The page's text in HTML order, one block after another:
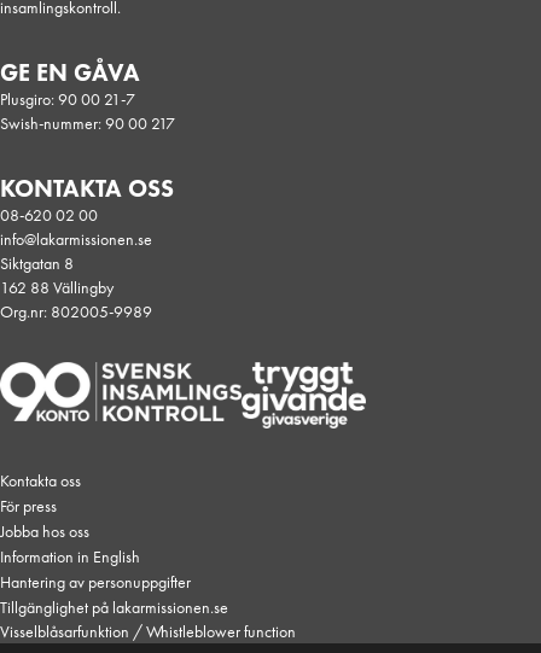
insamlingskontroll.
GE EN GÅVA
Plusgiro: 90 00 21-7
Swish-nummer: 90 00 217
KONTAKTA OSS
08-620 02 00
info@lakarmissionen.se
Siktgatan 8
162 88 Vällingby
Org.nr: 802005-9989
Kontakta oss
För press
Jobba hos oss
Information in English
Hantering av personuppgifter
Tillgänglighet på lakarmissionen.se
Visselblåsarfunktion / Whistleblower function